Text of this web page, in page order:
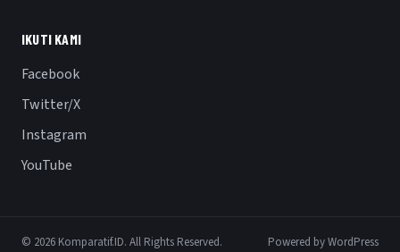
IKUTI KAMI
Facebook
Twitter/X
Instagram
YouTube
© 2026 Komparatif.ID. All Rights Reserved. Powered by WordPress